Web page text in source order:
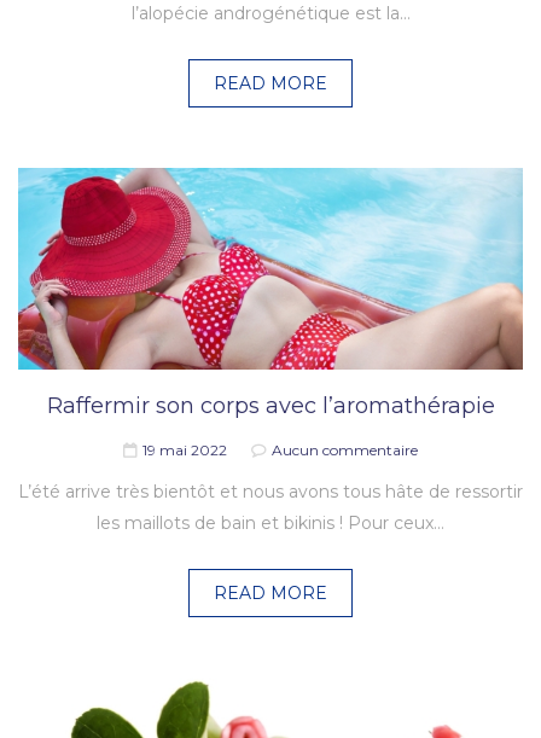
l’alopécie androgénétique est la…
READ MORE
Raffermir son corps avec l’aromathérapie
19 mai 2022 Aucun commentaire
L’été arrive très bientôt et nous avons tous hâte de ressortir
les maillots de bain et bikinis ! Pour ceux…
READ MORE